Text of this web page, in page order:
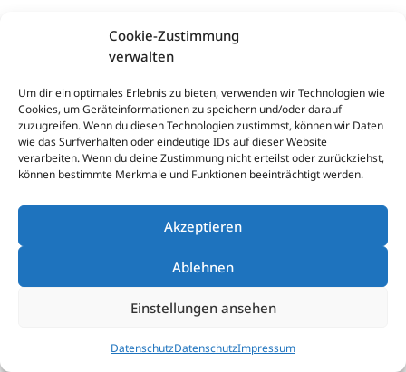
Cookie-Zustimmung
verwalten
Um dir ein optimales Erlebnis zu bieten, verwenden wir Technologien wie
Cookies, um Geräteinformationen zu speichern und/oder darauf
zuzugreifen. Wenn du diesen Technologien zustimmst, können wir Daten
wie das Surfverhalten oder eindeutige IDs auf dieser Website
verarbeiten. Wenn du deine Zustimmung nicht erteilst oder zurückziehst,
können bestimmte Merkmale und Funktionen beeinträchtigt werden.
Akzeptieren
Ablehnen
Einstellungen ansehen
DatenschutzDatenschutzImpressum